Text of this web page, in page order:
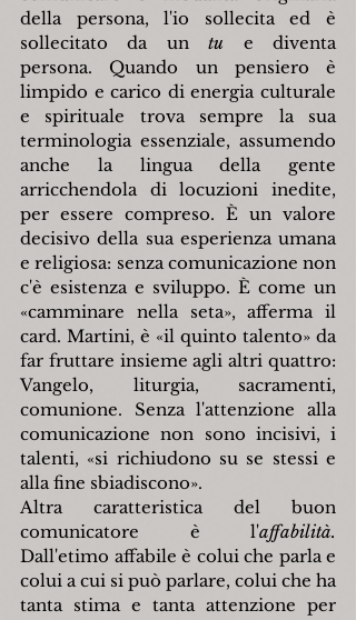
della persona, l'io sollecita ed è
sollecitato da un tu e diventa
persona. Quando un pensiero è
limpido e carico di energia culturale
e spirituale trova sempre la sua
terminologia essenziale, assumendo
anche la lingua della gente
arricchendola di locuzioni inedite,
per essere compreso. È un valore
decisivo della sua esperienza umana
e religiosa: senza comunicazione non
«camminare nella seta», afferma il
card. Martini, è «il quinto talento» da
far fruttare insieme agli altri quattro:
Vangelo, liturgia, sacramenti,
comunione. Senza l'attenzione alla
comunicazione non sono incisivi, i
talenti, «si richiudono su se stessi e
alla fine sbiadiscono».
Altra caratteristica del buon
comunicatore è l'affabilità.
Dall'etimo affabile è colui che parla e
colui a cui si può parlare, colui che ha
tanta stima e tanta attenzione per